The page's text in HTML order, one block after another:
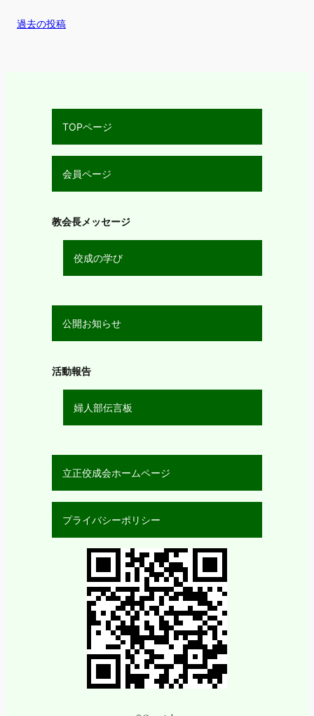
過去の投稿
TOPページ
会員ページ
教会長メッセージ
佼成の学び
公開お知らせ
活動報告
婦人部伝言板
立正佼成会ホームページ
プライバシーポリシー